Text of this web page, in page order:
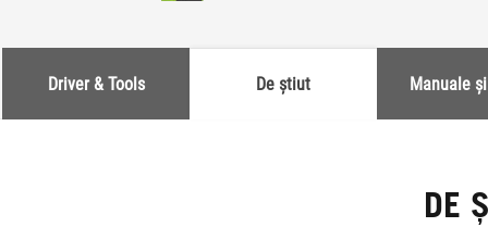
Driver & Tools De știut Manuale
DE